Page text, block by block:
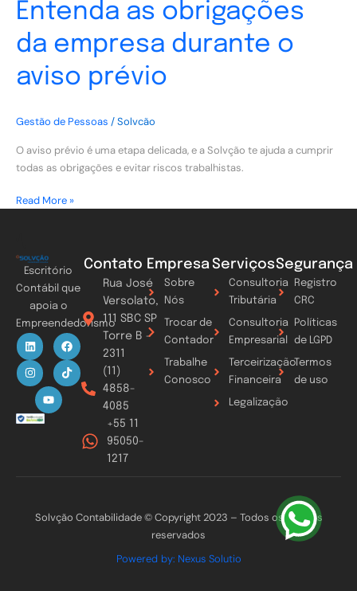
Entenda as obrigações
da empresa durante o
aviso prévio
Gestão de Pessoas /Solvcão
O aviso prévio é uma etapa delicada, e a Solvção te ajuda a cumprir
todas as obrigações e evitar riscos trabalhistas.
Read More »
Escritório
Contábil que
apoia o
Empreendedorismo
L
i
n
k
e
d
n
F
a
c
e
b
I
n
s
t
a
a
m
T
i
k
t
o
o
u
b
e
Contato
Rua José
Versolato,
111 SBC SP
Torre B -
2311
(11)
4858-
4085
+55 11
95050-
1217
Empresa
Sobre
Nós
Trocar de
Contador
Trabalhe
Conosco
Serviços
Consultoria
Tributária
Consultoria
Empresarial
Terceirização
Financeira
Legalização
Segurança
Registro
CRC
Políticas
de LGPD
Termos
de uso
Solvção Contabilidade © Copyright 2023 – Todos os direitos
reservados
Powered by: Nexus Solutio